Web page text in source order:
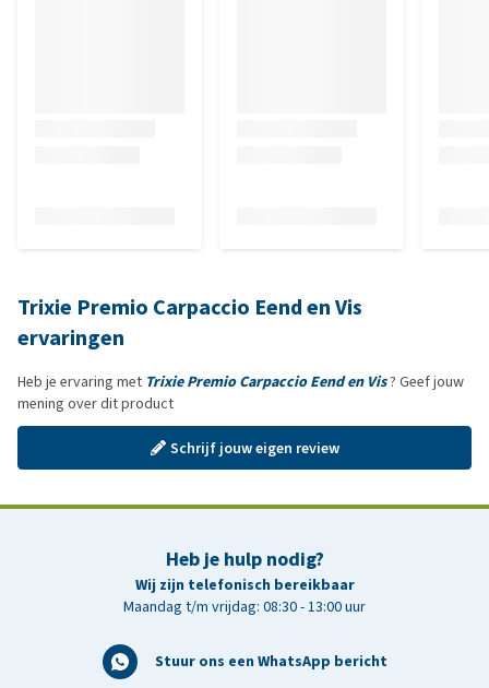
Trixie Premio Carpaccio Eend en Vis
ervaringen
Heb je ervaring met Trixie Premio Carpaccio Eend en Vis? Geef jouw
mening over dit product
Schrijf jouw eigen review
Heb je hulp nodig?
Wij zijn telefonisch bereikbaar
Maandag t/m vrijdag: 08:30 - 13:00 uur
Stuur ons een WhatsApp bericht